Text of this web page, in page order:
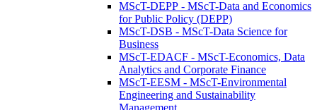
MScT-DEPP - MScT-Data and Economics
for Public Policy (DEPP)
MScT-DSB - MScT-Data Science for
Business
MScT-EDACF - MScT-Economics, Data
Analytics and Corporate Finance
MScT-EESM - MScT-Environmental
Engineering and Sustainability
Management